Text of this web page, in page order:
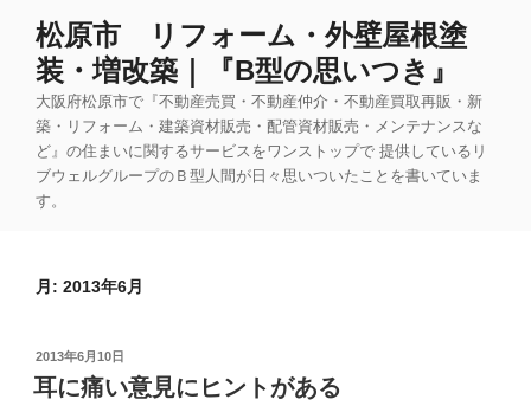
松原市 リフォーム・外壁屋根塗
装・増改築｜『B型の思いつき』
大阪府松原市で『不動産売買・不動産仲介・不動産買取再販・新
築・リフォーム・建築資材販売・配管資材販売・メンテナンスな
ど』の住まいに関するサービスをワンストップで 提供しているリ
ブウェルグループのＢ型人間が日々思いついたことを書いていま
す。
月: 2013年6月
投
稿
日:
2013年6月10日
耳に痛い意見にヒントがある